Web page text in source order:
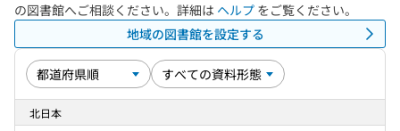
の図書館へご相談ください。詳細は ヘルプ をご覧ください。
地域の図書館を設定する
北日本